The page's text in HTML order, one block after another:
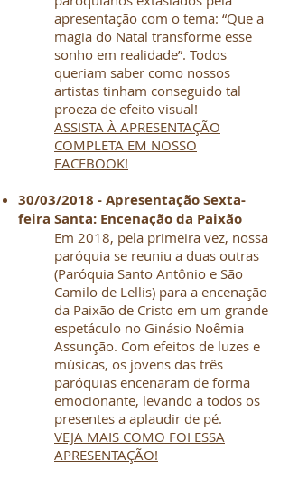
apresentação com o tema: “Que a
magia do Natal transforme esse
sonho em realidade”. Todos
queriam saber como nossos
artistas tinham conseguido tal
proeza de efeito visual!
ASSISTA À APRESENTAÇÃO
COMPLETA EM NOSSO
FACEBOOK!
30/03/2018 - Apresentação Sexta-
feira Santa: Encenação da Paixão
Em 2018, pela primeira vez, nossa
paróquia se reuniu a duas outras
(Paróquia Santo Antônio e São
Camilo de Lellis) para a encenação
da Paixão de Cristo em um grande
espetáculo no Ginásio Noêmia
Assunção. Com efeitos de luzes e
músicas, os jovens das três
paróquias encenaram de forma
emocionante, levando a todos os
presentes a aplaudir de pé.
VEJA MAIS COMO FOI ESSA
APRESENTAÇÃO!